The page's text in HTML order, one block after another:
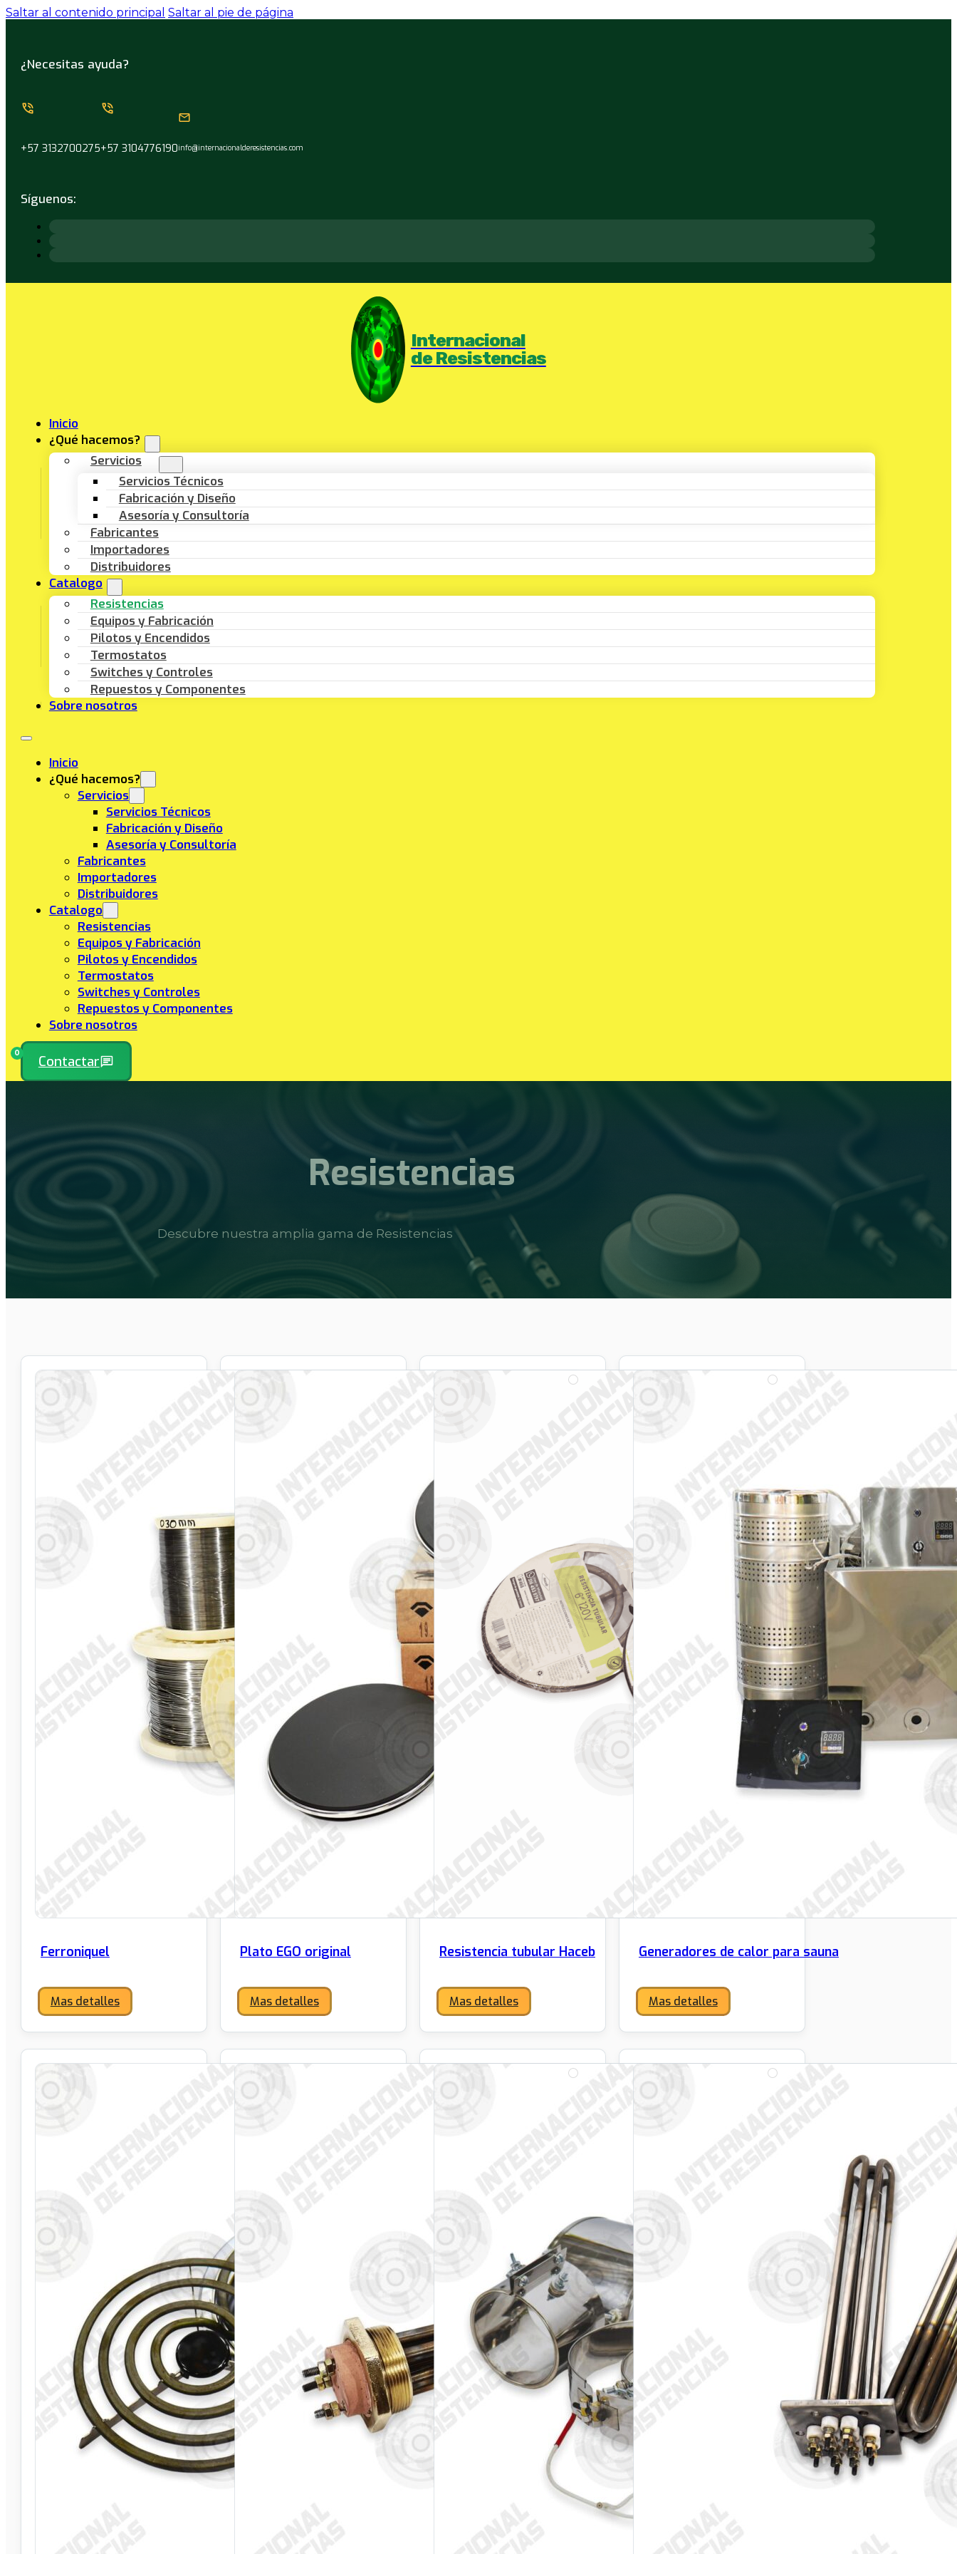
Saltar al contenido principal Saltar al pie de página
¿Necesitas ayuda?
+57 3132700275+57 3104776190info@internacionalderesistencias.com
Síguenos:
Internacional
de Resistencias
Inicio
¿Qué hacemos?
Servicios
Servicios Técnicos
Fabricación y Diseño
Asesoría y Consultoría
Fabricantes
Importadores
Distribuidores
Catalogo
Resistencias
Equipos y Fabricación
Pilotos y Encendidos
Termostatos
Switches y Controles
Repuestos y Componentes
Sobre nosotros
Inicio
¿Qué hacemos?
Servicios
Servicios Técnicos
Fabricación y Diseño
Asesoría y Consultoría
Fabricantes
Importadores
Distribuidores
Catalogo
Resistencias
Equipos y Fabricación
Pilotos y Encendidos
Termostatos
Switches y Controles
Repuestos y Componentes
Sobre nosotros
0 Contactar
Resistencias
Descubre nuestra amplia gama de Resistencias
Ferroniquel
Mas detalles
Plato EGO original
Mas detalles
Resistencia tubular Haceb
Mas detalles
Generadores de calor para sauna
Mas detalles